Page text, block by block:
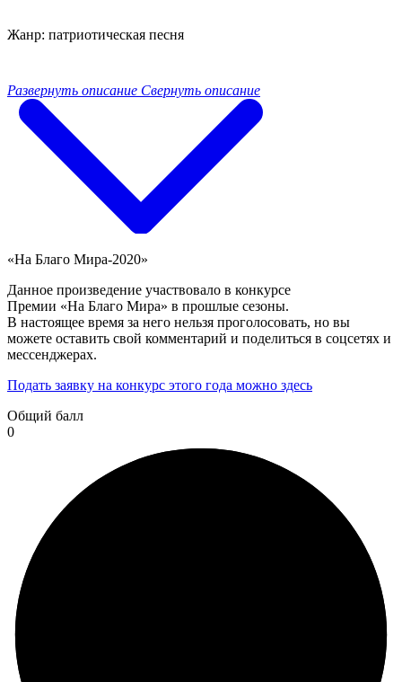
Жанр: патриотическая песня
Развернуть описание Свернуть описание
«На Благо Мира-2020»
Данное произведение участвовало в конкурсе
Премии «На Благо Мира» в прошлые сезоны.
В настоящее время за него нельзя проголосовать, но вы
можете оставить свой комментарий и поделиться в соцсетях и
мессенджерах.
Подать заявку на конкурс этого года можно здесь
Общий балл
0